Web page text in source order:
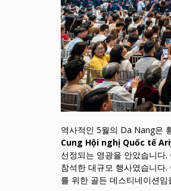
역사적인 5월의 Da Nang은
Cung Hội nghị Quốc tế
선정되는 영광을 안았습니다
참석한 대규모 행사였습니다
를 위한 골든 데스티네이션